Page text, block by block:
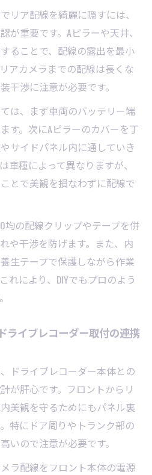
リア配線を綺麗に隠すには、
が重要です。Aピラーや天井、
ることで、配線の露出を最小
アカメラまでの配線は長くな
干渉に注意が必要です。
は、まず車両のバッテリー端
す。次にAピラーのカバーを丁
サイドパネル内に通していき
車種によって異なりますが、
とで美観を損なわずに配線で
均の配線クリップやテープを併
や干渉を防げます。また、内
生テープで保護しながら作業
れにより、DIYでもプロのよう
ライブレコーダー取付の連携
ドライブレコーダー本体との
が肝心です。フロントからリ
美観を守るためにもパネル裏
特にドア周りやトランク部の
いので注意が必要です。
ラ配線をフロント本体の電源